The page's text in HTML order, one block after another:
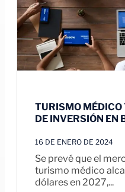
TURISMO MÉDICO
DE INVERSIÓN EN
16 DE ENERO DE 2024
Se prevé que el
turismo médico
dólares en 2027,...